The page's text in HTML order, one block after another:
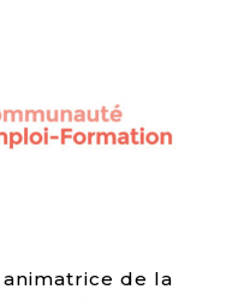
animatrice de la